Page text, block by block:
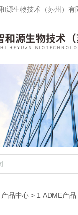
源生物技术（苏州）有
产品中心 > 1 ADME产品